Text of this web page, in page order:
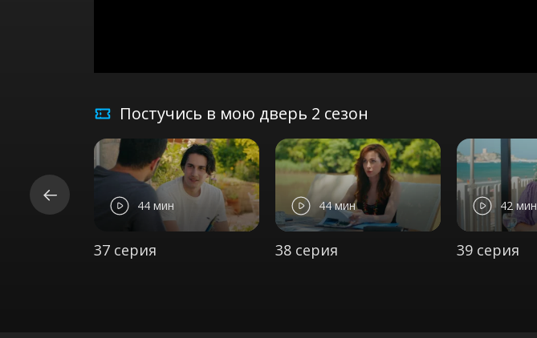
Постучись в мою дверь 2 сезон
44 мин
37 серия
44 мин
38 серия
42 мин
39 серия